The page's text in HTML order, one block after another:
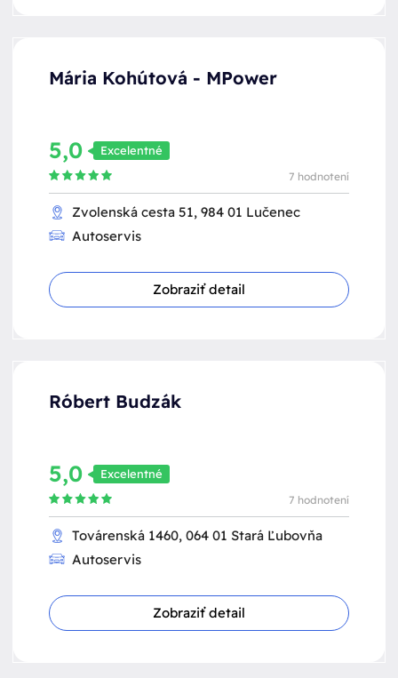
Mária Kohútová - MPower
5,0 Excelentné
7 hodnotení
Zvolenská cesta 51, 984 01 Lučenec
Autoservis
Zobraziť detail
Róbert Budzák
5,0 Excelentné
7 hodnotení
Továrenská 1460, 064 01 Stará Ľubovňa
Autoservis
Zobraziť detail